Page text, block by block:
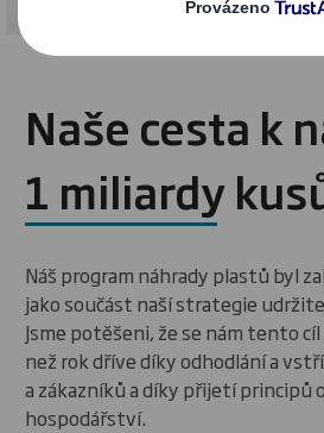
Naše cesta k
1 miliardy
Náš program náhrady plastů byl
jako součást naší strategie
Jsme potěšeni, že se nám tento
než rok dříve díky odhodlání a
a zákazníků a díky přijetí principů
hospodářství.